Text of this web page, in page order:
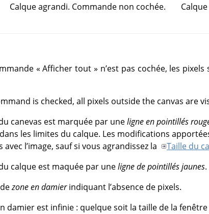
Calque agrandi. Commande non cochée.
«Afficher tout » n’est pas cochée, les
is checked, all pixels outside the canvas are
canevas est marquée par uneligne en pointillés
les limites du calque. Les modifications
avec l’image, sauf si vous agrandissez la
Taille du
calque est maquée par uneligne de pointillés jaunes.
zone en damierindiquant l’absence de pixels.
damier est infinie : quelque soit la taille de la fenêtre